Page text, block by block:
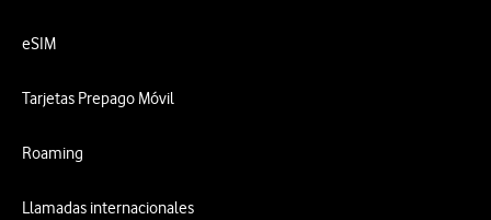
eSIM
Tarjetas Prepago Móvil
Roaming
Llamadas internacionales